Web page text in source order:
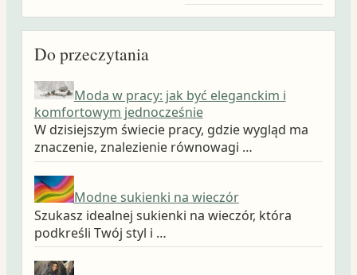
Do przeczytania
Moda w pracy: jak być eleganckim i
komfortowym jednocześnie
W dzisiejszym świecie pracy, gdzie wygląd ma
znaczenie, znalezienie równowagi …
Modne sukienki na wieczór
Szukasz idealnej sukienki na wieczór, która
podkreśli Twój styl i …